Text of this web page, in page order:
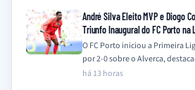
André Silva Eleito MVP e Diogo
Triunfo Inaugural do FC Porto na
O FC Porto iniciou a Primeira
por 2-0 sobre o Alverca,
de André Silva,…
há 13 horas